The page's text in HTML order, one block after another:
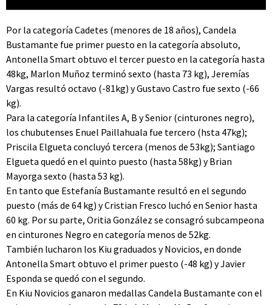
Por la categoría Cadetes (menores de 18 años), Candela
Bustamante fue primer puesto en la categoría absoluto,
Antonella Smart obtuvo el tercer puesto en la categoría hasta
48kg, Marlon Muñoz terminó sexto (hasta 73 kg), Jeremías
Vargas resultó octavo (-81kg) y Gustavo Castro fue sexto (-66
kg).
Para la categoría Infantiles A, B y Senior (cinturones negro),
los chubutenses Enuel Paillahuala fue tercero (hsta 47kg);
Priscila Elgueta concluyó tercera (menos de 53kg); Santiago
Elgueta quedó en el quinto puesto (hasta 58kg) y Brian
Mayorga sexto (hasta 53 kg).
En tanto que Estefanía Bustamante resultó en el segundo
puesto (más de 64 kg) y Cristian Fresco luchó en Senior hasta
60 kg. Por su parte, Oritia González se consagró subcampeona
en cinturones Negro en categoría menos de 52kg.
También lucharon los Kiu graduados y Novicios, en donde
Antonella Smart obtuvo el primer puesto (-48 kg) y Javier
Esponda se quedó con el segundo.
En Kiu Novicios ganaron medallas Candela Bustamante con el